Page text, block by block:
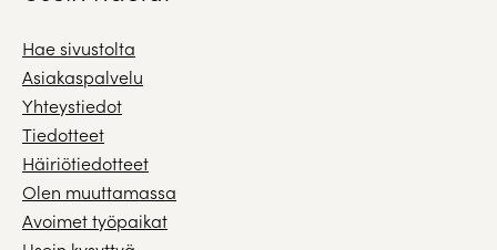
Hae sivustolta
Asiakaspalvelu
Yhteystiedot
Tiedotteet
Häiriötiedotteet
Olen muuttamassa
Avoimet työpaikat